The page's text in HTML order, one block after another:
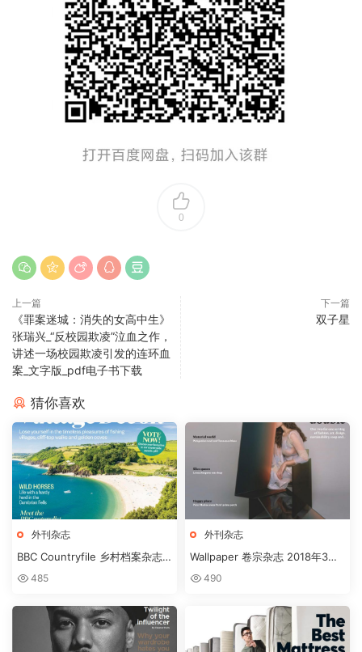
0
上一篇
《罪案迷城：消失的女高中生》
张瑞兴_“反校园欺凌”泣血之作，
讲述一场校园欺凌引发的连环血
案_文字版_pdf电子书下载
下一篇
双子星
猜你喜欢
外刊杂志
BBC Countryfile 乡村档案杂志
MARCH2018
485
外刊杂志
Wallpaper 卷宗杂志 2018年3月
刊 490